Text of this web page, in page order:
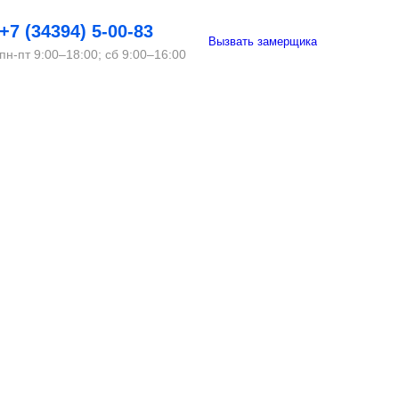
+7 (34394) 5-00-83
пн-пт 9:00–18:00; сб 9:00–16:00
Вызвать замерщика